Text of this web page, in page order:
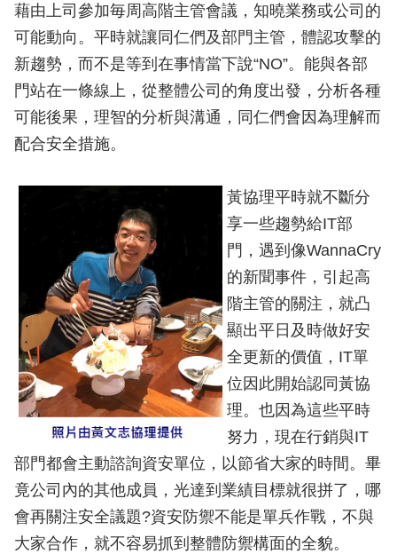
藉由上司參加毎周高階主管會議，知曉業務或公司的
可能動向。平時就讓同仁們及部門主管，體認攻擊的
新趨勢，而不是等到在事情當下說“NO”。能與各部
門站在一條線上，從整體公司的角度出發，分析各種
可能後果，理智的分析與溝通，同仁們會因為理解而
配合安全措施。
黃協理平時就不斷分
享一些趨勢給IT部
門，遇到像WannaCry
的新聞事件，引起高
階主管的關注，就凸
顯出平日及時做好安
全更新的價值，IT單
位因此開始認同黃協
理。也因為這些平時
努力，現在行銷與IT
部門都會主動諮詢資安單位，以節省大家的時間。畢
竟公司內的其他成員，光達到業績目標就很拼了，哪
會再關注安全議題?資安防禦不能是單兵作戰，不與
大家合作，就不容易抓到整體防禦構面的全貌。